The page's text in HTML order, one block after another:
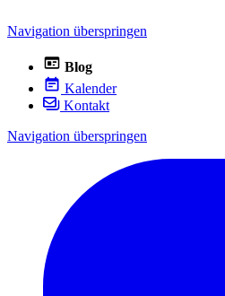
Navigation überspringen
Blog
Kalender
Kontakt
Navigation überspringen